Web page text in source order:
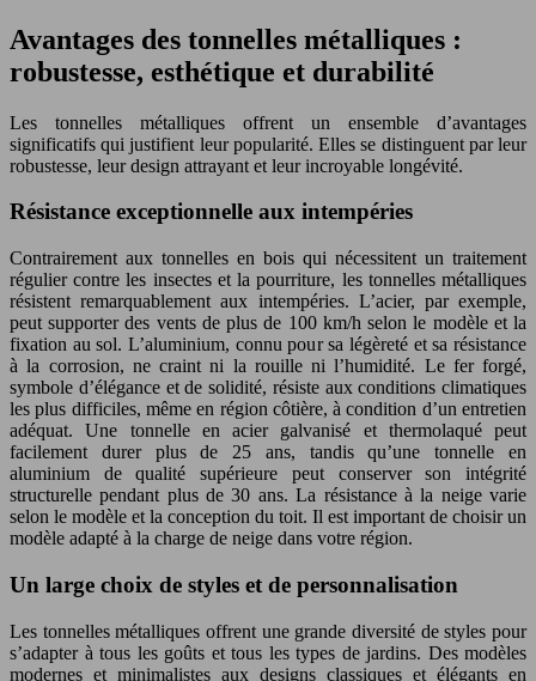
Avantages des tonnelles métalliques :
robustesse, esthétique et durabilité
Les tonnelles métalliques offrent un ensemble d’avantages
significatifs qui justifient leur popularité. Elles se distinguent par leur
robustesse, leur design attrayant et leur incroyable longévité.
Résistance exceptionnelle aux intempéries
Contrairement aux tonnelles en bois qui nécessitent un traitement
régulier contre les insectes et la pourriture, les tonnelles métalliques
résistent remarquablement aux intempéries. L’acier, par exemple,
peut supporter des vents de plus de 100 km/h selon le modèle et la
fixation au sol. L’aluminium, connu pour sa légèreté et sa résistance
à la corrosion, ne craint ni la rouille ni l’humidité. Le fer forgé,
symbole d’élégance et de solidité, résiste aux conditions climatiques
les plus difficiles, même en région côtière, à condition d’un entretien
adéquat. Une tonnelle en acier galvanisé et thermolaqué peut
facilement durer plus de 25 ans, tandis qu’une tonnelle en
aluminium de qualité supérieure peut conserver son intégrité
structurelle pendant plus de 30 ans. La résistance à la neige varie
selon le modèle et la conception du toit. Il est important de choisir un
modèle adapté à la charge de neige dans votre région.
Un large choix de styles et de personnalisation
Les tonnelles métalliques offrent une grande diversité de styles pour
s’adapter à tous les goûts et tous les types de jardins. Des modèles
modernes et minimalistes aux designs classiques et élégants en